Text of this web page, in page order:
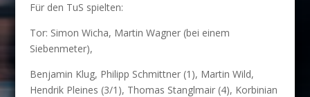
Für den TuS spielten:
Tor: Simon Wicha, Martin Wagner (bei einem
Siebenmeter),
Benjamin Klug, Philipp Schmittner (1), Martin Wild,
Hendrik Pleines (3/1), Thomas Stanglmair (4), Korbinian